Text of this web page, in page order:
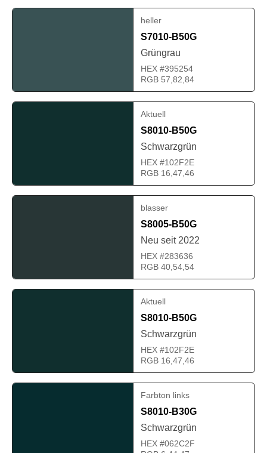
heller
S7010-B50G
Grüngrau
HEX #395254
RGB 57,82,84
Aktuell
S8010-B50G
Schwarzgrün
HEX #102F2E
RGB 16,47,46
blasser
S8005-B50G
Neu seit 2022
HEX #283636
RGB 40,54,54
Aktuell
S8010-B50G
Schwarzgrün
HEX #102F2E
RGB 16,47,46
Farbton links
S8010-B30G
Schwarzgrün
HEX #062C2F